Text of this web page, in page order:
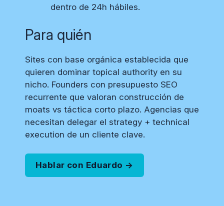
dentro de 24h hábiles.
Para quién
Sites con base orgánica establecida que
quieren dominar topical authority en su
nicho. Founders con presupuesto SEO
recurrente que valoran construcción de
moats vs táctica corto plazo. Agencias que
necesitan delegar el strategy + technical
execution de un cliente clave.
Hablar con Eduardo →